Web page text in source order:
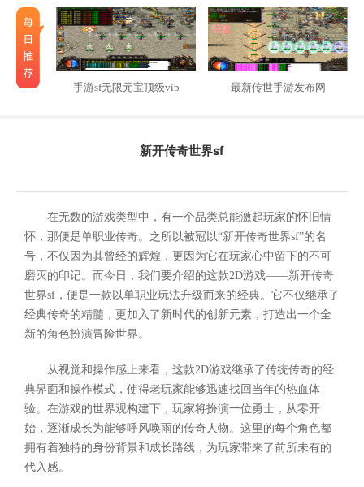
手游sf无限元宝顶级vip 最新传世手游发布网
新开传奇世界sf
在无数的游戏类型中，有一个品类总能激起玩家的怀旧情
怀，那便是单职业传奇。之所以被冠以“新开传奇世界sf”的名
号，不仅因为其曾经的辉煌，更因为它在玩家心中留下的不可
磨灭的印记。而今日，我们要介绍的这款2D游戏——新开传奇
世界sf，便是一款以单职业玩法升级而来的经典。它不仅继承了
经典传奇的精髓，更加入了新时代的创新元素，打造出一个全
新的角色扮演冒险世界。
从视觉和操作感上来看，这款2D游戏继承了传统传奇的经
典界面和操作模式，使得老玩家能够迅速找回当年的热血体
验。在游戏的世界观构建下，玩家将扮演一位勇士，从零开
始，逐渐成长为能够呼风唤雨的传奇人物。这里的每个角色都
拥有着独特的身份背景和成长路线，为玩家带来了前所未有的
代入感。